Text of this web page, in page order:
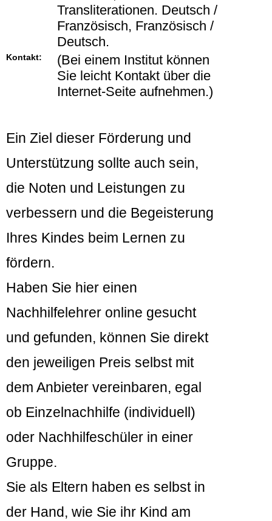
Transliterationen. Deutsch /
Französisch, Französisch /
Deutsch.
Kontakt:
(Bei einem Institut können
Sie leicht Kontakt über die
Internet-Seite aufnehmen.)
Ein Ziel dieser Förderung und
Unterstützung sollte auch sein,
die Noten und Leistungen zu
verbessern und die Begeisterung
Ihres Kindes beim Lernen zu
fördern.
Haben Sie hier einen
Nachhilfelehrer online gesucht
und gefunden, können Sie direkt
den jeweiligen Preis selbst mit
dem Anbieter vereinbaren, egal
ob Einzelnachhilfe (individuell)
oder Nachhilfeschüler in einer
Gruppe.
Sie als Eltern haben es selbst in
der Hand, wie Sie ihr Kind am